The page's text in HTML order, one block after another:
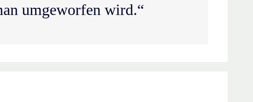
umgeworfen wird.“